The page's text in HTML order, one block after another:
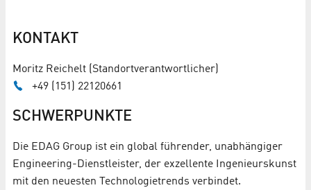
KONTAKT
Moritz Reichelt (Standortverantwortlicher)
+49 (151) 22120661
SCHWERPUNKTE
Die EDAG Group ist ein global führender, unabhängiger
Engineering-Dienstleister, der exzellente Ingenieurskunst
mit den neuesten Technologietrends verbindet.